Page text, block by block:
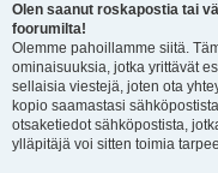
Olen saanut roskapostia tai
foorumilta!
Olemme pahoillamme siitä.
ominaisuuksia, jotka yrittävät
sellaisia viestejä, joten ota
kopio saamastasi
otsaketiedot sähköpostista,
ylläpitäjä voi sitten toimia